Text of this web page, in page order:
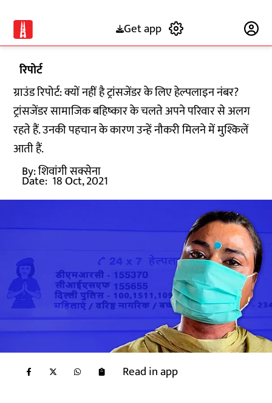
Get app
रिपोर्ट
ग्राउंड रिपोर्ट: क्यों नहीं है ट्रांसजेंडर के लिए हेल्पलाइन नंबर?
ट्रांसजेंडर सामाजिक बहिष्कार के चलते अपने परिवार से अलग
रहते हैं. उनकी पहचान के कारण उन्हें नौकरी मिलने में मुश्किलें
आती हैं.
By:शिवांगी सक्सेना
Date: 18 Oct, 2021
Read in app